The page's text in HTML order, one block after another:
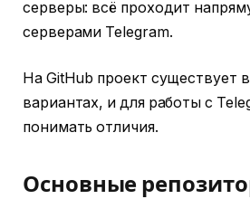
серверы: всё проходит
серверами Telegram.
На GitHub проект существует
вариантах, и для работы с
понимать отличия.
Основные